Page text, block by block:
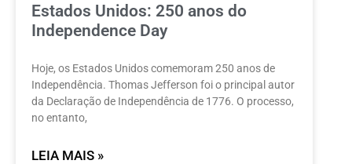
Estados Unidos: 250 anos do
Independence Day
Hoje, os Estados Unidos comemoram 250 anos de
Independência. Thomas Jefferson foi o principal autor
da Declaração de Independência de 1776. O processo,
no entanto,
LEIA MAIS »